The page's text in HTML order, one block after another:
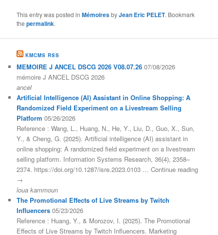
This entry was posted inMémoiresbyJean Eric PELET. Bookmark
thepermalink.
KMCMS RSS
MEMOIRE J ANCEL DSCG 2026 V08.07.26 07/08/2026
mémoire J ANCEL DSCG 2026
ancel
Artificial Intelligence (AI) Assistant in Online Shopping: A
Randomized Field Experiment on a Livestream Selling
Platform 05/26/2026
Reference : Wang, L., Huang, N., He, Y., Liu, D., Guo, X., Sun,
Y., & Cheng, G. (2025). Artificial intelligence (AI) assistant in
online shopping: A randomized field experiment on a livestream
selling platform. Information Systems Research, 36(4), 2358–
2374. https://doi.org/10.1287/isre.2023.0103 … Continue reading
→
loua kammoun
The Promotional Effects of Live Streams by Twitch
Influencers 05/23/2026
Reference : Huang, Y., & Morozov, I. (2025). The Promotional
Effects of Live Streams by Twitch Influencers. Marketing